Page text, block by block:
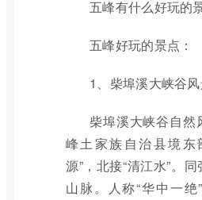
五峰有什么好玩的
五峰好玩的景点：
1、柴埠溪大峡谷
柴埠溪大峡谷自然
峰土家族自治县境东
源”，北接“清江水”。
山脉。人称“华中一